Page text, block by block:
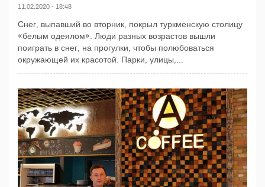
11.02.2020 - 18:48
Снег, выпавший во вторник, покрыл туркменскую столицу
«белым одеялом». Люди разных возрастов вышли
поиграть в снег, на прогулки, чтобы полюбоваться
окружающей их красотой. Парки, улицы,...